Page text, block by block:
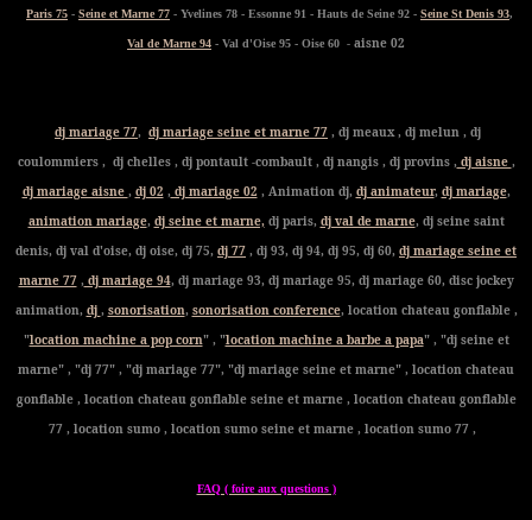
Paris 75 - Seine et Marne 77 - Yvelines 78 - Essonne 91 - Hauts de Seine 92 - Seine St Denis 93,
Val de Marne 94 - Val d'Oise 95 - Oise 60 - aisne 02
dj mariage 77, dj mariage seine et marne 77 , dj meaux , dj melun , dj
coulommiers , dj chelles , dj pontault -combault , dj nangis , dj provins ,dj aisne ,
dj mariage aisne , dj 02 ,dj mariage 02 , Animation dj, dj animateur, dj mariage,
animation mariage, dj seine et marne,dj paris, dj val de marne, dj seine saint
denis, dj val d'oise, dj oise, dj 75, dj 77 , dj 93, dj 94, dj 95, dj 60, dj mariage seine et
marne 77,dj mariage 94, dj mariage 93, dj mariage 95, dj mariage 60, disc jockey
animation, dj , sonorisation, sonorisation conference, location chateau gonflable ,
"location machine a pop corn" , "location machine a barbe a papa" , "dj seine et
marne" , "dj 77" , "dj mariage 77", "dj mariage seine et marne" , location chateau
gonflable , location chateau gonflable seine et marne , location chateau gonflable
77 , location sumo , location sumo seine et marne , location sumo 77 ,
FAQ ( foire aux questions )